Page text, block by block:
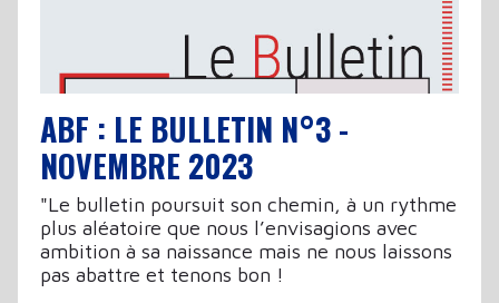
ABF : LE BULLETIN N°3 -
NOVEMBRE 2023
"Le bulletin poursuit son chemin, à un rythme
plus aléatoire que nous l’envisagions avec
ambition à sa naissance mais ne nous laissons
pas abattre et tenons bon !